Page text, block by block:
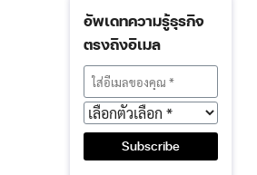
อัพเดทความรู้ธุรกิจ
ตรงถึงอีเมล